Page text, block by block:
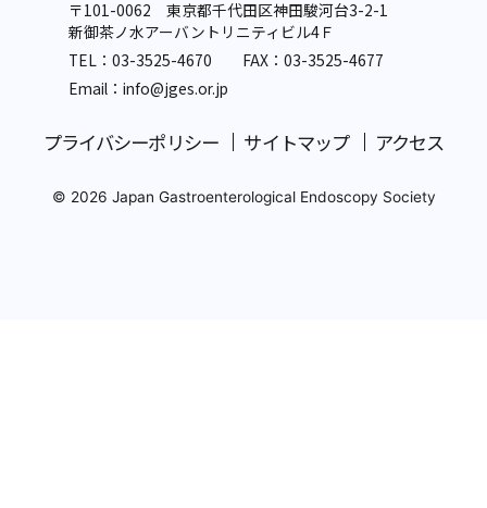
〒101-0062 東京都千代田区神田駿河台3-2-1
新御茶ノ水アーバントリニティビル4Ｆ
TEL：03-3525-4670 FAX：03-3525-4677
Email：info@jges.or.jp
プライバシーポリシー サイトマップ アクセス
© 2026 Japan Gastroenterological Endoscopy Society